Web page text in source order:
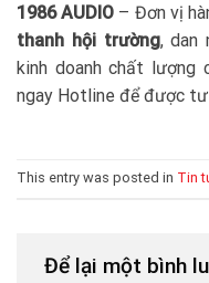
1986 AUDIO – Đơn vị
thanh hội trường, dan
kinh doanh chất
ngay Hotline để được
This entry was posted in Tin
Để lại một bình